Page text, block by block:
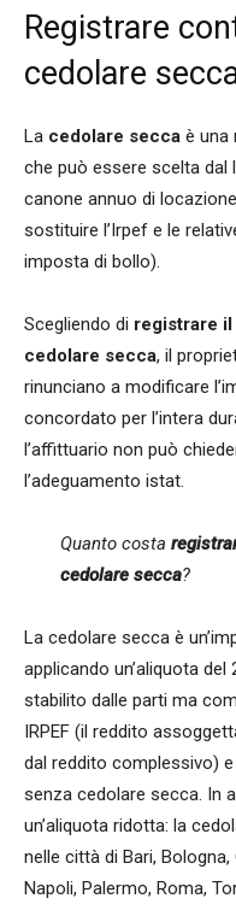
Registrare
cedolare
La cedolare secca è una
che può essere scelta dal
canone annuo di
sostituire l’Irpef e le
imposta di bollo).
Scegliendo di registrare
cedolare secca, il
rinunciano a modificare
concordato per l’intera
l’affittuario non può
l’adeguamento istat.
Quanto costa
cedolare secca?
La cedolare secca è
applicando un’aliquota
stabilito dalle parti ma
IRPEF (il reddito
dal reddito complessivo)
senza cedolare secca. In
un’aliquota ridotta: la
nelle città di Bari, Bologna,
Napoli, Palermo, Roma,